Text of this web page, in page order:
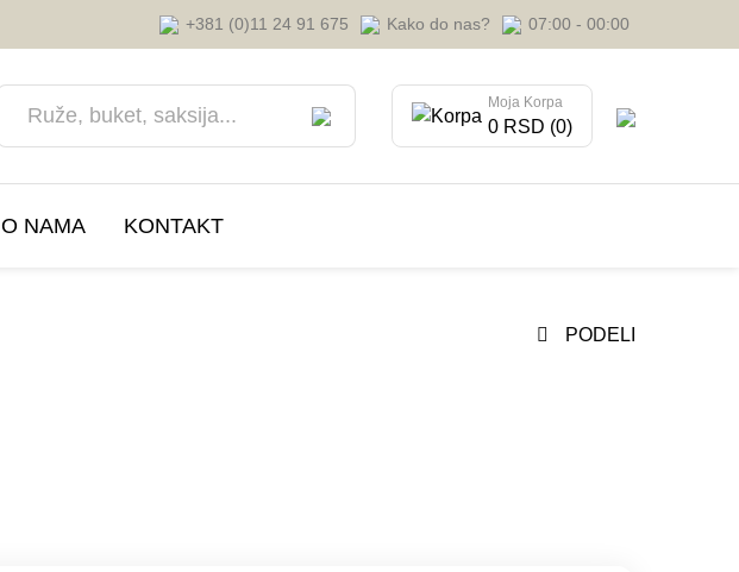
+381 (0)11 24 91 675 Kako do nas? 07:00 - 00:00
Moja Korpa
0 RSD (0)
O NAMA KONTAKT
PODELI